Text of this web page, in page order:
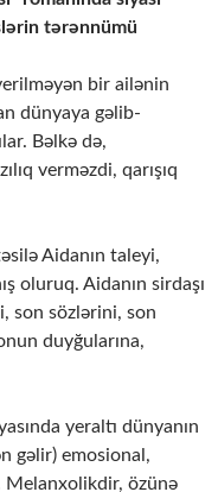
tərənnümü
bir ailənin
dünyaya gəlib-
Bəlkə də,
verməzdi, qarışıq
Aidanın taleyi,
oluruq. Aidanın sirdaşı
son sözlərini, son
duyğularına,
yeraltı dünyanın
gəlir) emosional,
Melanxolikdir, özünə